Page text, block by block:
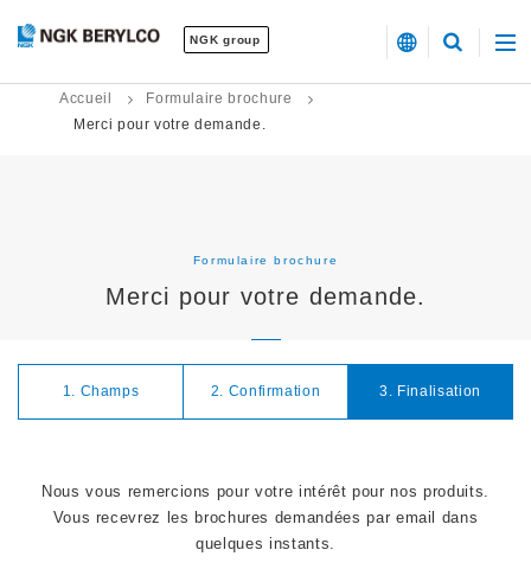
NGK group
Accueil
Formulaire brochure
Merci pour votre demande.
Formulaire brochure
Merci pour votre demande.
1. Champs 2. Confirmation 3. Finalisation
Nous vous remercions pour votre intérêt pour nos produits.
Vous recevrez les brochures demandées par email dans
quelques instants.